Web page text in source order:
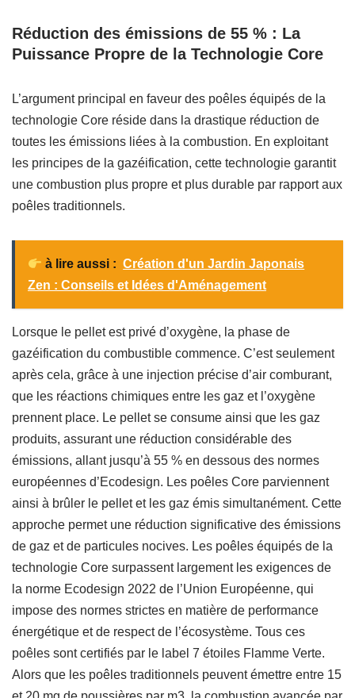
Réduction des émissions de 55 % : La
Puissance Propre de la Technologie Core
L’argument principal en faveur des poêles équipés de la
technologie Core réside dans la drastique réduction de
toutes les émissions liées à la combustion. En exploitant
les principes de la gazéification, cette technologie garantit
une combustion plus propre et plus durable par rapport aux
poêles traditionnels.
à lire aussi : Création d'un Jardin Japonais
Zen : Conseils et Idées d'Aménagement
Lorsque le pellet est privé d’oxygène, la phase de
gazéification du combustible commence. C’est seulement
après cela, grâce à une injection précise d’air comburant,
que les réactions chimiques entre les gaz et l’oxygène
prennent place. Le pellet se consume ainsi que les gaz
produits, assurant une réduction considérable des
émissions, allant jusqu’à 55 % en dessous des normes
européennes d’Ecodesign. Les poêles Core parviennent
ainsi à brûler le pellet et les gaz émis simultanément. Cette
approche permet une réduction significative des émissions
de gaz et de particules nocives. Les poêles équipés de la
technologie Core surpassent largement les exigences de
la norme Ecodesign 2022 de l’Union Européenne, qui
impose des normes strictes en matière de performance
énergétique et de respect de l’écosystème. Tous ces
poêles sont certifiés par le label 7 étoiles Flamme Verte.
Alors que les poêles traditionnels peuvent émettre entre 15